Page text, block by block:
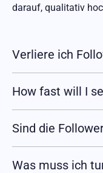
darauf, qualitativ
Verliere ich
How fast will I
Sind die
Was muss ich